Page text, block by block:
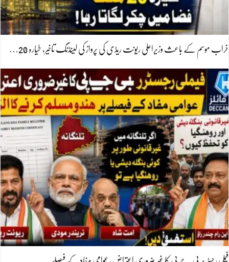
خراب موسم کے باعث وزیراعلیٰ ریونت ریڈی کی پرواز کی لینڈنگ تاخیر، طیارہ 20…
فیملی رجسٹر پر بی جے پی کا غیر ضروری اعتراض، عوامی مفاد کے فیصلے…